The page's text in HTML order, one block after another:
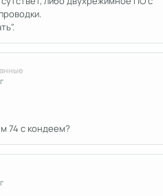
74 с кондеем?